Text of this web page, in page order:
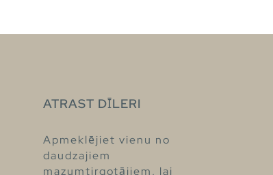
ATRAST DĪLERI
Apmeklējiet vienu no
daudzajiem
mazumtirgotājiem, lai